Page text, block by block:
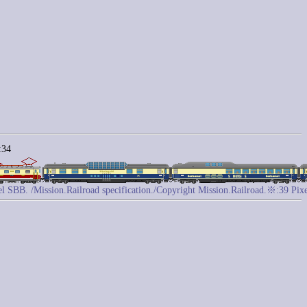
/Mission.Railroad specification./Copyright Mission.Railroad.※:39